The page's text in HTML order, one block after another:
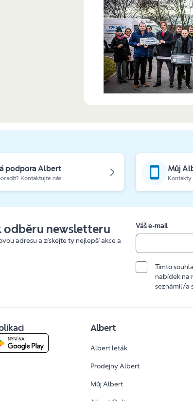
podpora Albert
Kontaktujte nás.
Můj
Kontakty
odběru newsletteru
adresu a získejte ty nejlepší akce a
Váš e-mail
Tímto
nabídek na
seznámil/a
Albert
Albert leták
Prodejny Albert
Můj Albert